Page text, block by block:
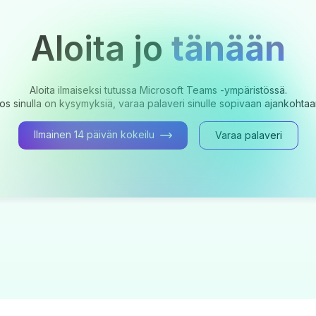
Aloita jotänään
Aloita ilmaiseksi tutussa Microsoft Teams -ympäristössä.
sinulla on kysymyksiä, varaa palaveri sinulle sopivaan
Ilmainen 14 päivän kokeilu Varaa palaveri